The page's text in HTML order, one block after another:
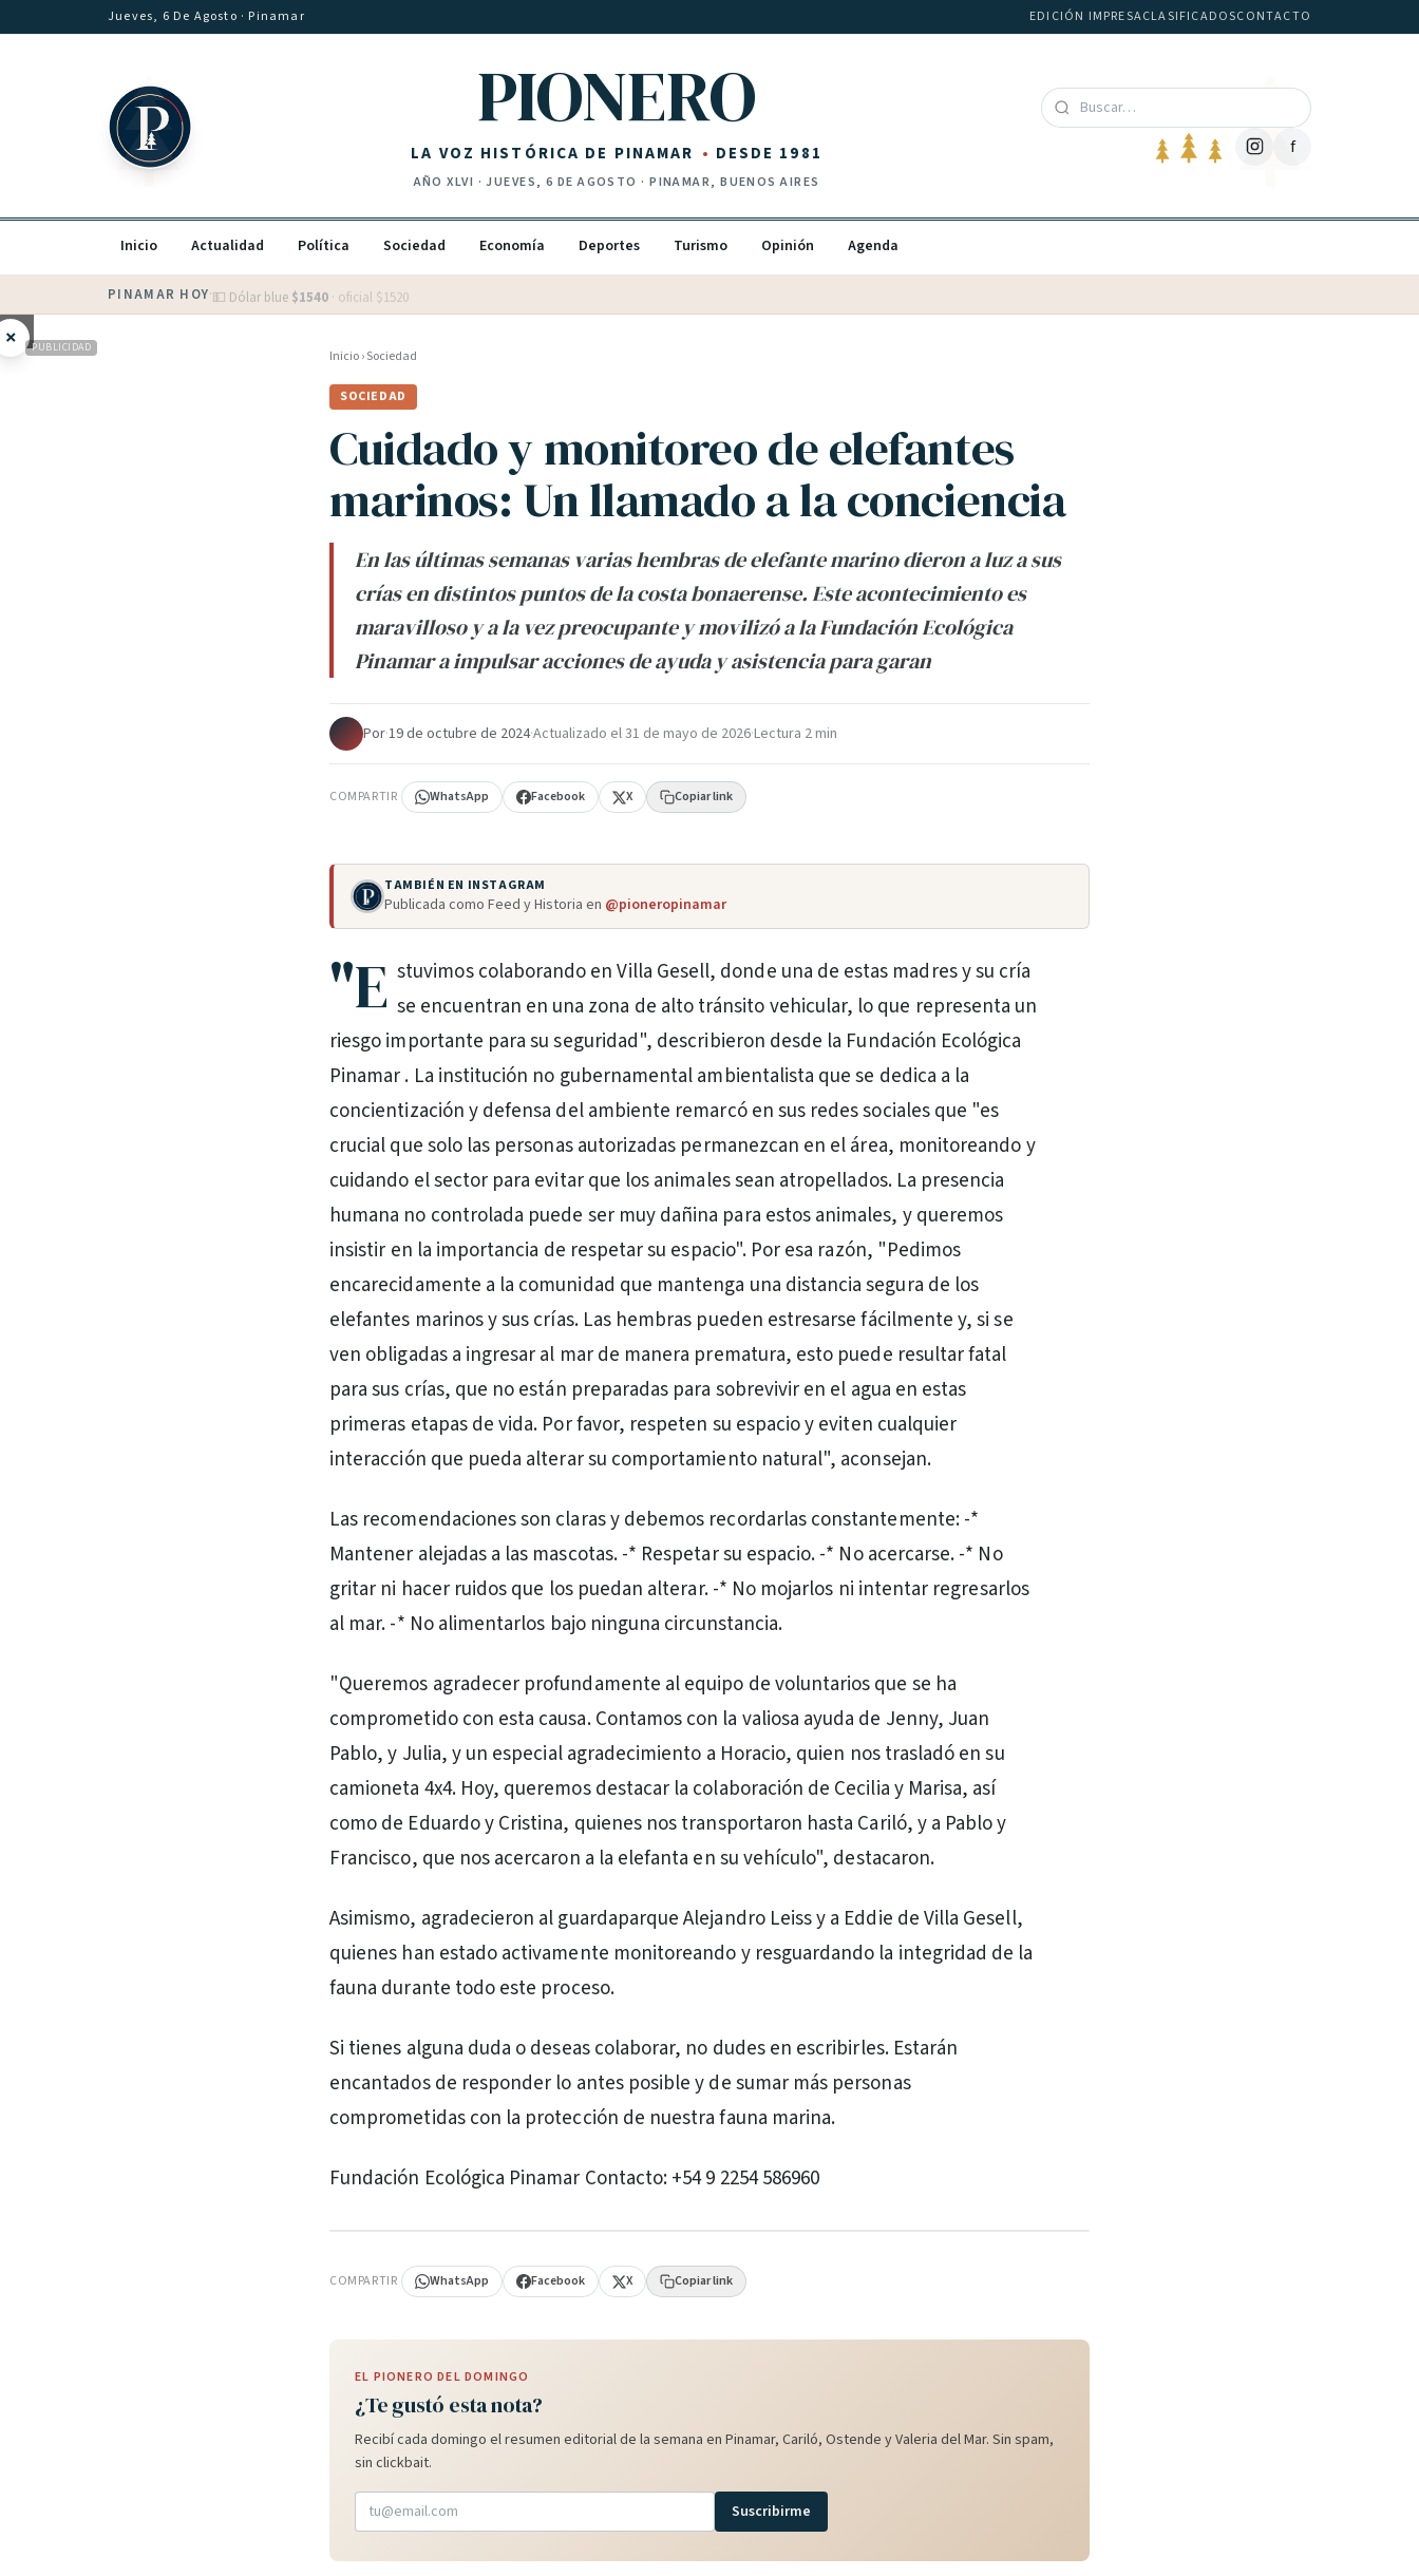
Saltar al contenidoJueves, 6 De Agosto · Pinamar EDICIÓN IMPRESACLASIFICADOSCONTACTO
PIONERO
LA VOZ HISTÓRICA DE PINAMAR DESDE 1981
AÑOXLVI ·JUEVES, 6 DE AGOSTO · PINAMAR, BUENOS AIRES
f
Inicio Actualidad Política Sociedad Economía Deportes Turismo Opinión Agenda
PINAMAR HOY·💵 Dólar blue $1540 · oficial $1520
× PUBLICIDAD Inicio›Sociedad
SOCIEDAD
Cuidado y monitoreo de elefantes
marinos: Un llamado a la conciencia
En las últimas semanas varias hembras de elefante marino dieron a luz a sus
crías en distintos puntos de la costa bonaerense. Este acontecimiento es
maravilloso y a la vez preocupante y movilizó a la Fundación Ecológica
Pinamar a impulsar acciones de ayuda y asistencia para garan
Por·19 de octubre de 2024·Actualizado el31 de mayo de 2026·Lectura 2 min
COMPARTIR WhatsApp Facebook X Copiar link
TAMBIÉN EN INSTAGRAM
Publicada como Feed y Historia en @pioneropinamar
"E stuvimos colaborando en Villa Gesell, donde una de estas madres y su cría
se encuentran en una zona de alto tránsito vehicular, lo que representa un
riesgo importante para su seguridad", describieron desde la Fundación Ecológica
Pinamar . La institución no gubernamental ambientalista que se dedica a la
concientización y defensa del ambiente remarcó en sus redes sociales que "es
crucial que solo las personas autorizadas permanezcan en el área, monitoreando y
cuidando el sector para evitar que los animales sean atropellados. La presencia
humana no controlada puede ser muy dañina para estos animales, y queremos
insistir en la importancia de respetar su espacio". Por esa razón, "Pedimos
encarecidamente a la comunidad que mantenga una distancia segura de los
elefantes marinos y sus crías. Las hembras pueden estresarse fácilmente y, si se
ven obligadas a ingresar al mar de manera prematura, esto puede resultar fatal
para sus crías, que no están preparadas para sobrevivir en el agua en estas
primeras etapas de vida. Por favor, respeten su espacio y eviten cualquier
interacción que pueda alterar su comportamiento natural", aconsejan.
Las recomendaciones son claras y debemos recordarlas constantemente: -*
Mantener alejadas a las mascotas. -* Respetar su espacio. -* No acercarse. -* No
gritar ni hacer ruidos que los puedan alterar. -* No mojarlos ni intentar regresarlos
al mar. -* No alimentarlos bajo ninguna circunstancia.
"Queremos agradecer profundamente al equipo de voluntarios que se ha
comprometido con esta causa. Contamos con la valiosa ayuda de Jenny, Juan
Pablo, y Julia, y un especial agradecimiento a Horacio, quien nos trasladó en su
camioneta 4x4. Hoy, queremos destacar la colaboración de Cecilia y Marisa, así
como de Eduardo y Cristina, quienes nos transportaron hasta Cariló, y a Pablo y
Francisco, que nos acercaron a la elefanta en su vehículo", destacaron.
Asimismo, agradecieron al guardaparque Alejandro Leiss y a Eddie de Villa Gesell,
quienes han estado activamente monitoreando y resguardando la integridad de la
fauna durante todo este proceso.
Si tienes alguna duda o deseas colaborar, no dudes en escribirles. Estarán
encantados de responder lo antes posible y de sumar más personas
comprometidas con la protección de nuestra fauna marina.
Fundación Ecológica Pinamar Contacto: +54 9 2254 586960
COMPARTIR WhatsApp Facebook X Copiar link
EL PIONERO DEL DOMINGO
¿Te gustó esta nota?
Recibí cada domingo el resumen editorial de la semana en Pinamar, Cariló, Ostende y Valeria del Mar. Sin spam,
sin clickbait.
Suscribirme